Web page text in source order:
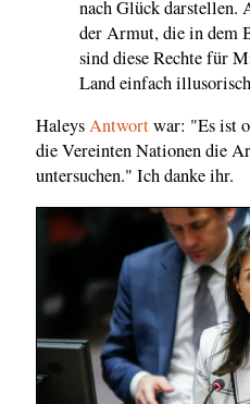
nach Glück darstellen.
der Armut, die in dem
sind diese Rechte für
Land einfach
HaleysAntwortwar: "Es ist
die Vereinten Nationen die
untersuchen." Ich danke ihr.